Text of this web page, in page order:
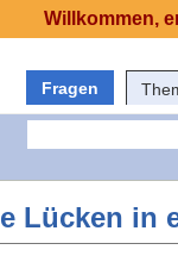
Fragen
Lücken in
Willkommen,